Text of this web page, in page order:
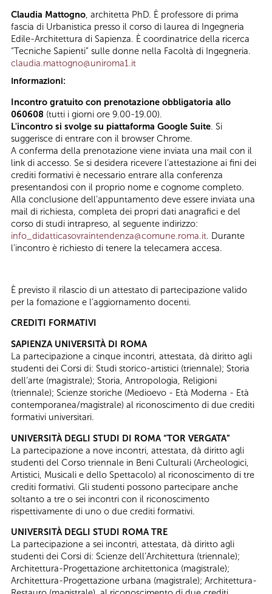
Claudia Mattogno, architetta PhD. È professore di prima
fascia di Urbanistica presso il corso di laurea di Ingegneria
Edile-Architettura di Sapienza. È coordinatrice della ricerca
“Tecniche Sapienti” sulle donne nella Facoltà di Ingegneria.
claudia.mattogno@uniroma1.it
Informazioni:
Incontro gratuito con prenotazione obbligatoria allo
060608 (tutti i giorni ore 9.00-19.00).
L'incontro si svolge su piattaforma Google Suite. Si
suggerisce di entrare con il browser Chrome.
A conferma della prenotazione viene inviata una mail con il
link di accesso. Se si desidera ricevere l’attestazione ai fini dei
crediti formativi è necessario entrare alla conferenza
presentandosi con il proprio nome e cognome completo.
Alla conclusione dell’appuntamento deve essere inviata una
mail di richiesta, completa dei propri dati anagrafici e del
corso di studi intrapreso, al seguente indirizzo:
info_didatticasovraintendenza@comune.roma.it. Durante
l’incontro è richiesto di tenere la telecamera accesa.
È previsto il rilascio di un attestato di partecipazione valido
per la fomazione e l’aggiornamento docenti.
CREDITI FORMATIVI
SAPIENZA UNIVERSITÀ DI ROMA
La partecipazione a cinque incontri, attestata, dà diritto agli
studenti dei Corsi di: Studi storico-artistici (triennale); Storia
dell’arte (magistrale); Storia, Antropologia, Religioni
(triennale); Scienze storiche (Medioevo - Età Moderna - Età
contemporanea/magistrale) al riconoscimento di due crediti
formativi universitari.
UNIVERSITÀ DEGLI STUDI DI ROMA “TOR VERGATA”
La partecipazione a nove incontri, attestata, dà diritto agli
studenti del Corso triennale in Beni Culturali (Archeologici,
Artistici, Musicali e dello Spettacolo) al riconoscimento di tre
crediti formativi. Gli studenti possono partecipare anche
soltanto a tre o sei incontri con il riconoscimento
rispettivamente di uno o due crediti formativi.
UNIVERSITÀ DEGLI STUDI ROMA TRE
La partecipazione a sei incontri, attestata, dà diritto agli
studenti dei Corsi di: Scienze dell’Architettura (triennale);
Architettura-Progettazione architettonica (magistrale);
Architettura-Progettazione urbana (magistrale); Architettura-